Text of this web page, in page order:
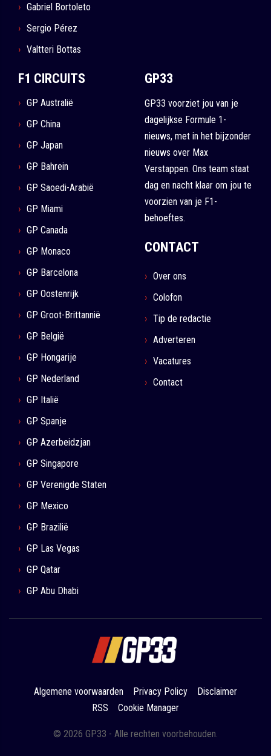
Gabriel Bortoleto
Sergio Pérez
Valtteri Bottas
F1 CIRCUITS
GP Australië
GP China
GP Japan
GP Bahrein
GP Saoedi-Arabië
GP Miami
GP Canada
GP Monaco
GP Barcelona
GP Oostenrijk
GP Groot-Brittannië
GP België
GP Hongarije
GP Nederland
GP Italië
GP Spanje
GP Azerbeidzjan
GP Singapore
GP Verenigde Staten
GP Mexico
GP Brazilië
GP Las Vegas
GP Qatar
GP Abu Dhabi
GP33
GP33 voorziet jou van je
dagelijkse Formule 1-
nieuws, met in het bijzonder
nieuws over Max
Verstappen. Ons team staat
dag en nacht klaar om jou te
voorzien van je F1-
behoeftes.
CONTACT
Over ons
Colofon
Tip de redactie
Adverteren
Vacatures
Contact
Algemene voorwaarden Privacy Policy
Disclaimer
RSS
Cookie Manager
© 2026 GP33 - Alle rechten voorbehouden.